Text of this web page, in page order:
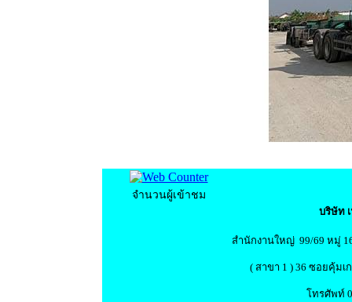
จำนวนผู้เข้าชม
บริษัท
สำนักงานใหญ่ 99/69 หมู่
( สาขา 1 ) 36 ซอยคุ้มเ
โทรศัพท์